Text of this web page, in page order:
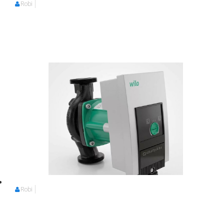
Robi
Robi